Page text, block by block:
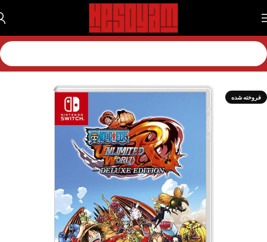
خانه بازی بازی نینتندو بازی نینتندو سویچ 1
فروخته شده